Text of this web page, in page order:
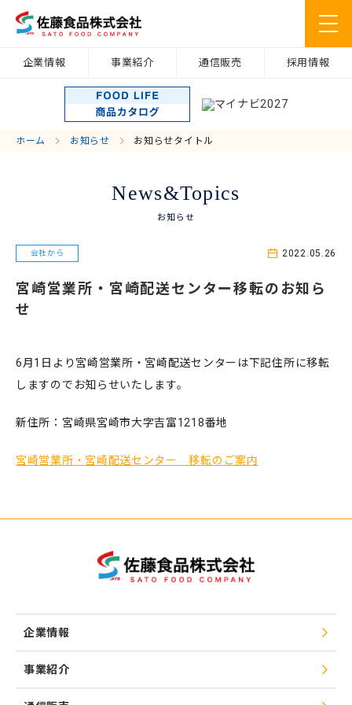
企業情報 事業紹介 通信販売 採用情報
ホーム お知らせ お知らせタイトル
News&Topics
お知らせ
会社から 2022.05.26
宮崎営業所・宮崎配送センター移転のお知ら
せ
6月1日より宮崎営業所・宮崎配送センターは下記住所に移転
しますのでお知らせいたします。
新住所：宮崎県宮崎市大字吉富1218番地
宮崎営業所・宮崎配送センター 移転のご案内
企業情報
事業紹介